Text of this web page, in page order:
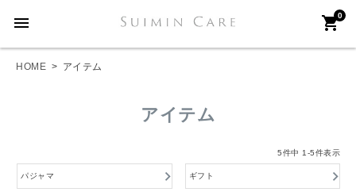
menu 0
shopping_cart
HOME アイテム
アイテム
5件中 1 -5件表示
パジャマ ギフト